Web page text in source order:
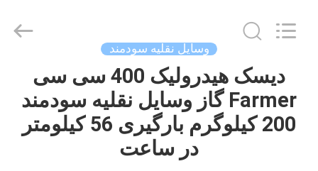
خانه
محصولات
Vehicle
Co.,Ltd.
وسایل نقلیه سودمند
دیسک هیدرولیک 400 سی سی
Farmer گاز وسایل نقلیه سودمند
200 کیلوگرم بارگیری 56 کیلومتر
در ساعت